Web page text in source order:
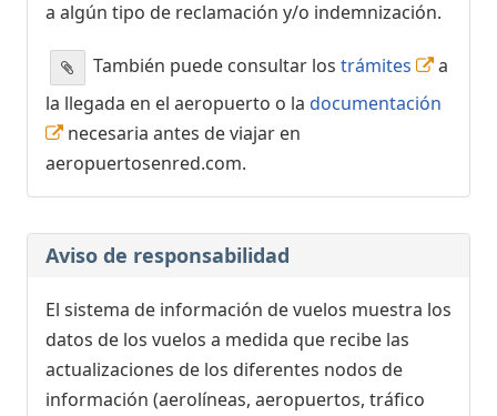
a algún tipo de reclamación y/o indemnización.
También puede consultar los trámites
a
la llegada en el aeropuerto o la documentación
necesaria antes de viajar en
aeropuertosenred.com.
Aviso de responsabilidad
El sistema de información de vuelos muestra los
datos de los vuelos a medida que recibe las
actualizaciones de los diferentes nodos de
información (aerolíneas, aeropuertos, tráfico